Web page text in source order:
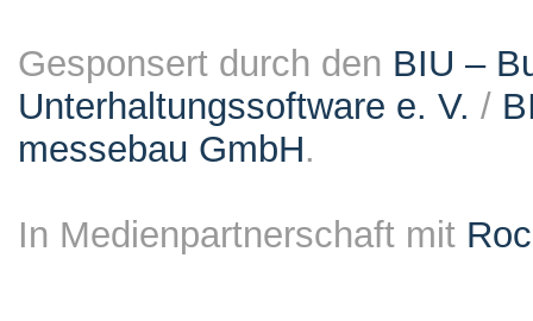
Gesponsert durch den BIU –
Unterhaltungssoftware e. V. /
messebau GmbH.
In Medienpartnerschaft mit